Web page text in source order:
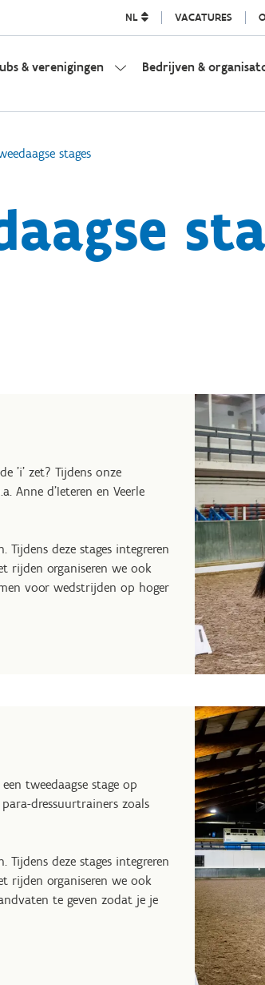
NL VACATURES
& verenigingen Bedrijven &
stages
'i' zet? Tijdens onze
Anne d'Ieteren en Veerle
deze stages integreren
rijden organiseren we ook
voor wedstrijden op hoger
tweedaagse stage op
dressuurtrainers zoals
deze stages integreren
rijden organiseren we ook
te geven zodat je je